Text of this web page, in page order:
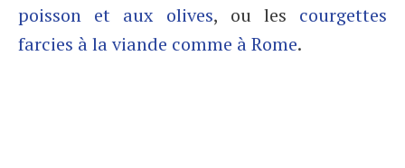
poisson et aux olives, ou les courgettes
farcies à la viande comme à Rome.